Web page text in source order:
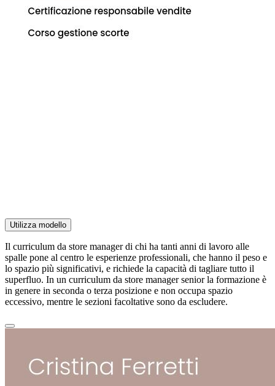
Utilizza modello
Il curriculum da store manager di chi ha tanti anni di lavoro alle
spalle pone al centro le esperienze professionali, che hanno il peso e
lo spazio più significativi, e richiede la capacità di tagliare tutto il
superfluo. In un curriculum da store manager senior la formazione è
in genere in seconda o terza posizione e non occupa spazio
eccessivo, mentre le sezioni facoltative sono da escludere.